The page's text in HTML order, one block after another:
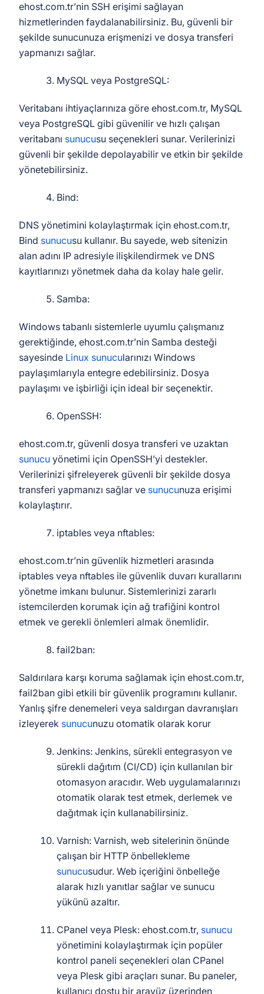
ehost.com.tr’nin SSH erişimi sağlayan
hizmetlerinden faydalanabilirsiniz. Bu, güvenli bir
şekilde sunucunuza erişmenizi ve dosya transferi
yapmanızı sağlar.
MySQL veya PostgreSQL:
Veritabanı ihtiyaçlarınıza göre ehost.com.tr, MySQL
veya PostgreSQL gibi güvenilir ve hızlı çalışan
veritabanı sunucusu seçenekleri sunar. Verilerinizi
güvenli bir şekilde depolayabilir ve etkin bir şekilde
yönetebilirsiniz.
Bind:
DNS yönetimini kolaylaştırmak için ehost.com.tr,
Bind sunucusu kullanır. Bu sayede, web sitenizin
alan adını IP adresiyle ilişkilendirmek ve DNS
kayıtlarınızı yönetmek daha da kolay hale gelir.
Samba:
Windows tabanlı sistemlerle uyumlu çalışmanız
gerektiğinde, ehost.com.tr’nin Samba desteği
sayesinde Linux sunucularınızı Windows
paylaşımlarıyla entegre edebilirsiniz. Dosya
paylaşımı ve işbirliği için ideal bir seçenektir.
OpenSSH:
ehost.com.tr, güvenli dosya transferi ve uzaktan
sunucu yönetimi için OpenSSH’yi destekler.
Verilerinizi şifreleyerek güvenli bir şekilde dosya
transferi yapmanızı sağlar ve sunucunuza erişimi
kolaylaştırır.
iptables veya nftables:
ehost.com.tr’nin güvenlik hizmetleri arasında
iptables veya nftables ile güvenlik duvarı kurallarını
yönetme imkanı bulunur. Sistemlerinizi zararlı
istemcilerden korumak için ağ trafiğini kontrol
etmek ve gerekli önlemleri almak önemlidir.
fail2ban:
Saldırılara karşı koruma sağlamak için ehost.com.tr,
fail2ban gibi etkili bir güvenlik programını kullanır.
Yanlış şifre denemeleri veya saldırgan davranışları
izleyerek sunucunuzu otomatik olarak korur
Jenkins: Jenkins, sürekli entegrasyon ve
sürekli dağıtım (CI/CD) için kullanılan bir
otomasyon aracıdır. Web uygulamalarınızı
otomatik olarak test etmek, derlemek ve
dağıtmak için kullanabilirsiniz.
Varnish: Varnish, web sitelerinin önünde
çalışan bir HTTP önbellekleme
sunucusudur. Web içeriğini önbelleğe
alarak hızlı yanıtlar sağlar ve sunucu
yükünü azaltır.
CPanel veya Plesk: ehost.com.tr, sunucu
yönetimini kolaylaştırmak için popüler
kontrol paneli seçenekleri olan CPanel
veya Plesk gibi araçları sunar. Bu paneler,
kullanıcı dostu bir arayüz üzerinden